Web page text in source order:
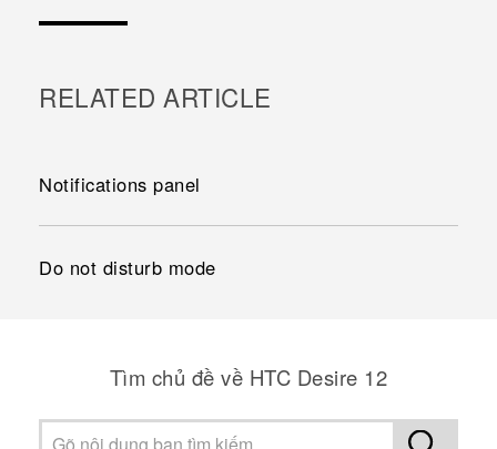
RELATED ARTICLE
Notifications panel
Do not disturb mode
Tìm chủ đề về HTC Desire 12